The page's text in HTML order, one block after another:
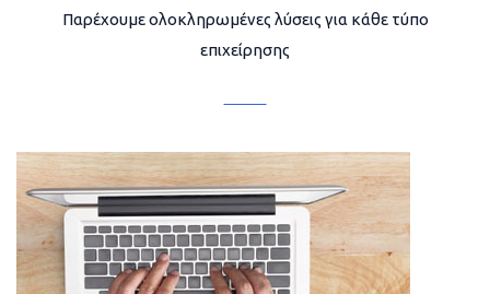
Παρέχουμε ολοκληρωμένες λύσεις για κάθε τύπο
επιχείρησης